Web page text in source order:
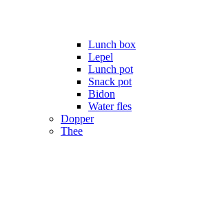
Lunch box
Lepel
Lunch pot
Snack pot
Bidon
Water fles
Dopper
Thee